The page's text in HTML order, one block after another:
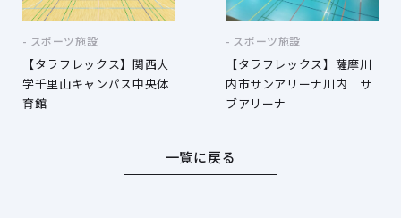
スポーツ施設
【タラフレックス】関西大
学千里山キャンパス中央体
育館
スポーツ施設
【タラフレックス】薩摩川
内市サンアリーナ川内 サ
ブアリーナ
一覧に戻る